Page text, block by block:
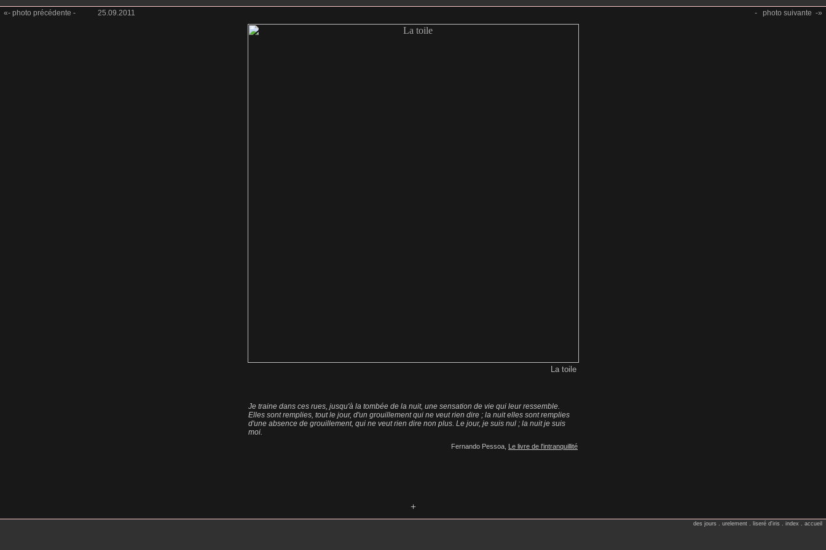
«- photo précédente - 25.09.2011 - photo suivante -»
La toile
Je traine dans ces rues, jusqu'à la tombée de la nuit, une sensation de vie qui leur ressemble.
Elles sont remplies, tout le jour, d'un grouillement qui ne veut rien dire ; la nuit elles sont remplies
d'une absence de grouillement, qui ne veut rien dire non plus. Le jour, je suis nul ; la nuit je suis
moi.
Fernando Pessoa, Le livre de l'intranquillité
+
des jours . urelement . liseré d'iris . index . accueil